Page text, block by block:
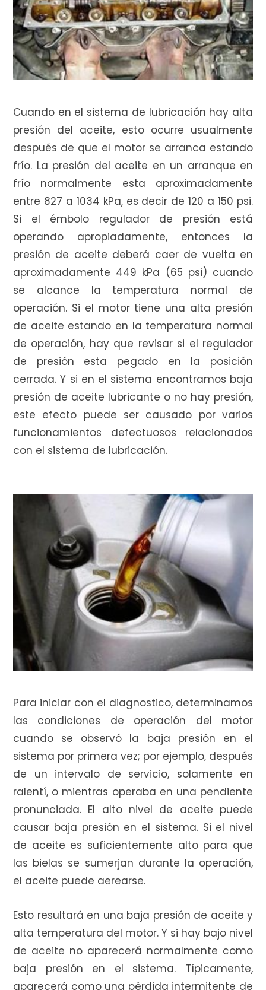
o
m
p
r
a
Cuando en el sistema de lubricación hay alta
presión del aceite, esto ocurre usualmente
después de que el motor se arranca estando
frío. La presión del aceite en un arranque en
frío normalmente esta aproximadamente
entre 827 a 1034 kPa, es decir de 120 a 150 psi.
Si el émbolo regulador de presión está
operando apropiadamente, entonces la
presión de aceite deberá caer de vuelta en
aproximadamente 449 kPa (65 psi) cuando
se alcance la temperatura normal de
operación. Si el motor tiene una alta presión
de aceite estando en la temperatura normal
de operación, hay que revisar si el regulador
de presión esta pegado en la posición
cerrada. Y si en el sistema encontramos baja
presión de aceite lubricante o no hay presión,
este efecto puede ser causado por varios
funcionamientos defectuosos relacionados
con el sistema de lubricación.
Para iniciar con el diagnostico, determinamos
las condiciones de operación del motor
cuando se observó la baja presión en el
sistema por primera vez; por ejemplo, después
de un intervalo de servicio, solamente en
ralentí, o mientras operaba en una pendiente
pronunciada. El alto nivel de aceite puede
causar baja presión en el sistema. Si el nivel
de aceite es suficientemente alto para que
las bielas se sumerjan durante la operación,
el aceite puede aerearse.
Esto resultará en una baja presión de aceite y
alta temperatura del motor. Y si hay bajo nivel
de aceite no aparecerá normalmente como
baja presión en el sistema. Típicamente,
aparecerá como una pérdida intermitente de